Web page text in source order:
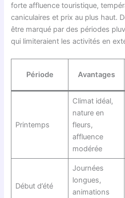
forte affluence touristique,
caniculaires et prix au plus haut.
être marqué par des périodes
qui limiteraient les activités en
Période Avantages
Printemps
Climat idéal,
nature en
fleurs,
affluence
modérée
Début d’été
Journées
longues,
animations